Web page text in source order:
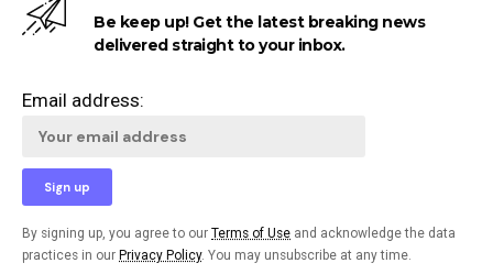
Be keep up! Get the latest breaking news
delivered straight to your inbox.
Email address:
By signing up, you agree to our Terms of Use and acknowledge the data
practices in our Privacy Policy. You may unsubscribe at any time.